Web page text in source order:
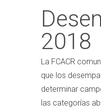
2018
La FCACR
que los
determinar
las categorías